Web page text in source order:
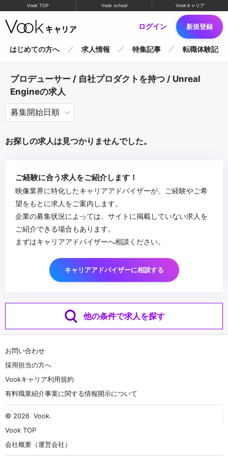
Vook TOP Vook school Vookキャリア
ログイン 新規登録
はじめての方へ 求人情報 特集記事 転職体験記
プロデューサー / 自社プロダクトを持つ / Unreal
Engineの求人
お探しの求人は見つかりませんでした。
ご経験に合う求人をご紹介します！
映像業界に特化したキャリアアドバイザーが、ご経験やご希
望をもとに求人をご案内します。
企業の募集状況によっては、サイトに掲載していない求人を
ご紹介できる場合もあります。
まずはキャリアアドバイザーへ相談ください。
キャリアアドバイザーに相談する
他の条件で求人を探す
お問い合わせ
採用担当の方へ
Vookキャリア利用規約
有料職業紹介事業に関する情報開示について
© 2026 Vook.
Vook TOP
会社概要（運営会社）